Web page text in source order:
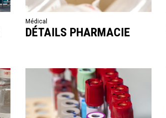
Médical
DÉTAILS PHARMACIE